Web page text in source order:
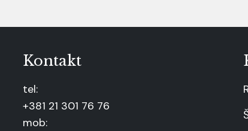
Kontakt
tel:
+381 21 301 76 76
mob: